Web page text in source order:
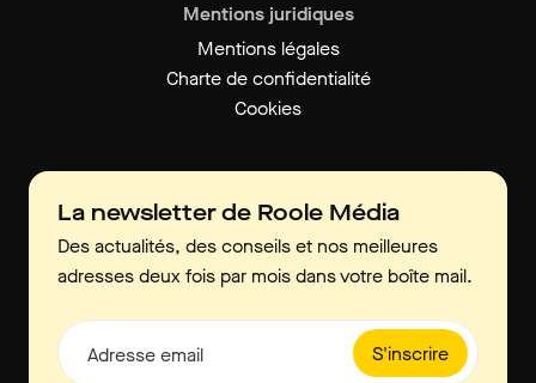
Mentions juridiques
Mentions légales
Charte de confidentialité
Cookies
La newsletter de Roole Média
Des actualités, des conseils et nos meilleures
adresses deux fois par mois dans votre boîte mail.
S'inscrire
Adresse email